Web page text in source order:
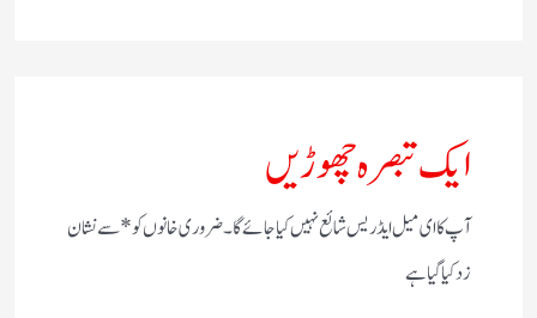
ایک تبصرہ چھوڑیں
آپ کا ای میل ایڈریس شائع نہیں کیا جائے گا۔ضروری خانوں کو*سے نشان
زد کیا گیا ہے